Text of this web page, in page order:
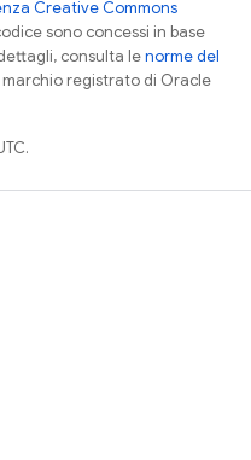
Creative Commons
sono concessi in base
consulta lenorme del
marchio registrato di Oracle